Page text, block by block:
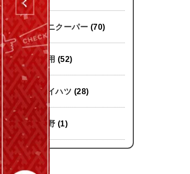
ミニクーパー (70)
汎用 (52)
ダイハツ (28)
日野 (1)